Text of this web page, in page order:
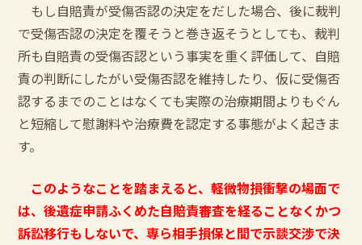
もし自賠責が受傷否認の決定をだした場合、後に裁判
で受傷否認の決定を覆そうと巻き返そうとしても、裁判
所も自賠責の受傷否認という事実を重く評価して、自賠
責の判断にしたがい受傷否認を維持したり、仮に受傷否
認するまでのことはなくても実際の治療期間よりもぐん
と短縮して慰謝料や治療費を認定する事態がよく起きま
す。
このようなことを踏まえると、軽微物損衝撃の場面で
は、後遺症申請ふくめた自賠責審査を経ることなくかつ
訴訟移行もしないで、専ら相手損保と間で示談交渉で決